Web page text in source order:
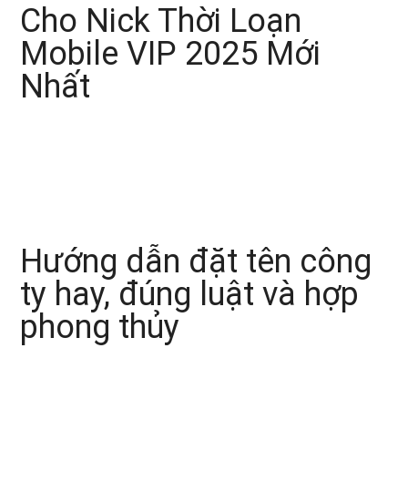
Cho Nick Thời Loạn
Mobile VIP 2025 Mới
Nhất
Hướng dẫn đặt tên công
ty hay, đúng luật và hợp
phong thủy